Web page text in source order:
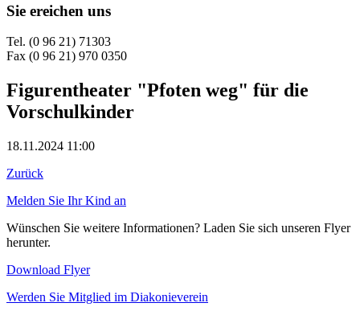
Sie ereichen uns
Tel. (0 96 21) 71303
Fax (0 96 21) 970 0350
Figurentheater "Pfoten weg" für die
Vorschulkinder
18.11.2024 11:00
Zurück
Melden Sie Ihr Kind an
Wünschen Sie weitere Informationen? Laden Sie sich unseren Flyer
herunter.
Download Flyer
Werden Sie Mitglied im Diakonieverein